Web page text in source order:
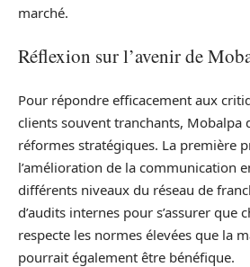
marché.
Réflexion sur l’avenir de
Pour répondre efficacement aux
clients souvent tranchants, Mobalpa
réformes stratégiques. La première
l’amélioration de la communication
différents niveaux du réseau de
d’audits internes pour s’assurer que
respecte les normes élevées que la
pourrait également être bénéfique.